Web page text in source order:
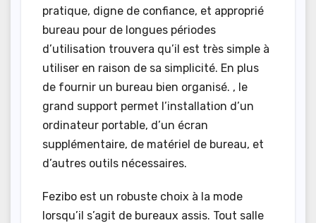
pratique, digne de confiance, et approprié
bureau pour de longues périodes
d’utilisation trouvera qu’il est très simple à
utiliser en raison de sa simplicité. En plus
de fournir un bureau bien organisé. , le
grand support permet l’installation d’un
ordinateur portable, d’un écran
supplémentaire, de matériel de bureau, et
d’autres outils nécessaires.
Fezibo est un robuste choix à la mode
lorsqu’il s’agit de bureaux assis. Tout salle